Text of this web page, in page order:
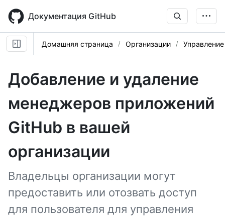
main
content
Документация GitHub
Домашняя страница Организации
Добавление и удаление
менеджеров приложений
GitHub в вашей
организации
Владельцы организации могут
предоставить или отозвать доступ
для пользователя для управления